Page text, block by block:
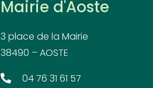
Mairie d'Aoste
3 place de la Mairie
38490 – AOSTE
04 76 31 61 57